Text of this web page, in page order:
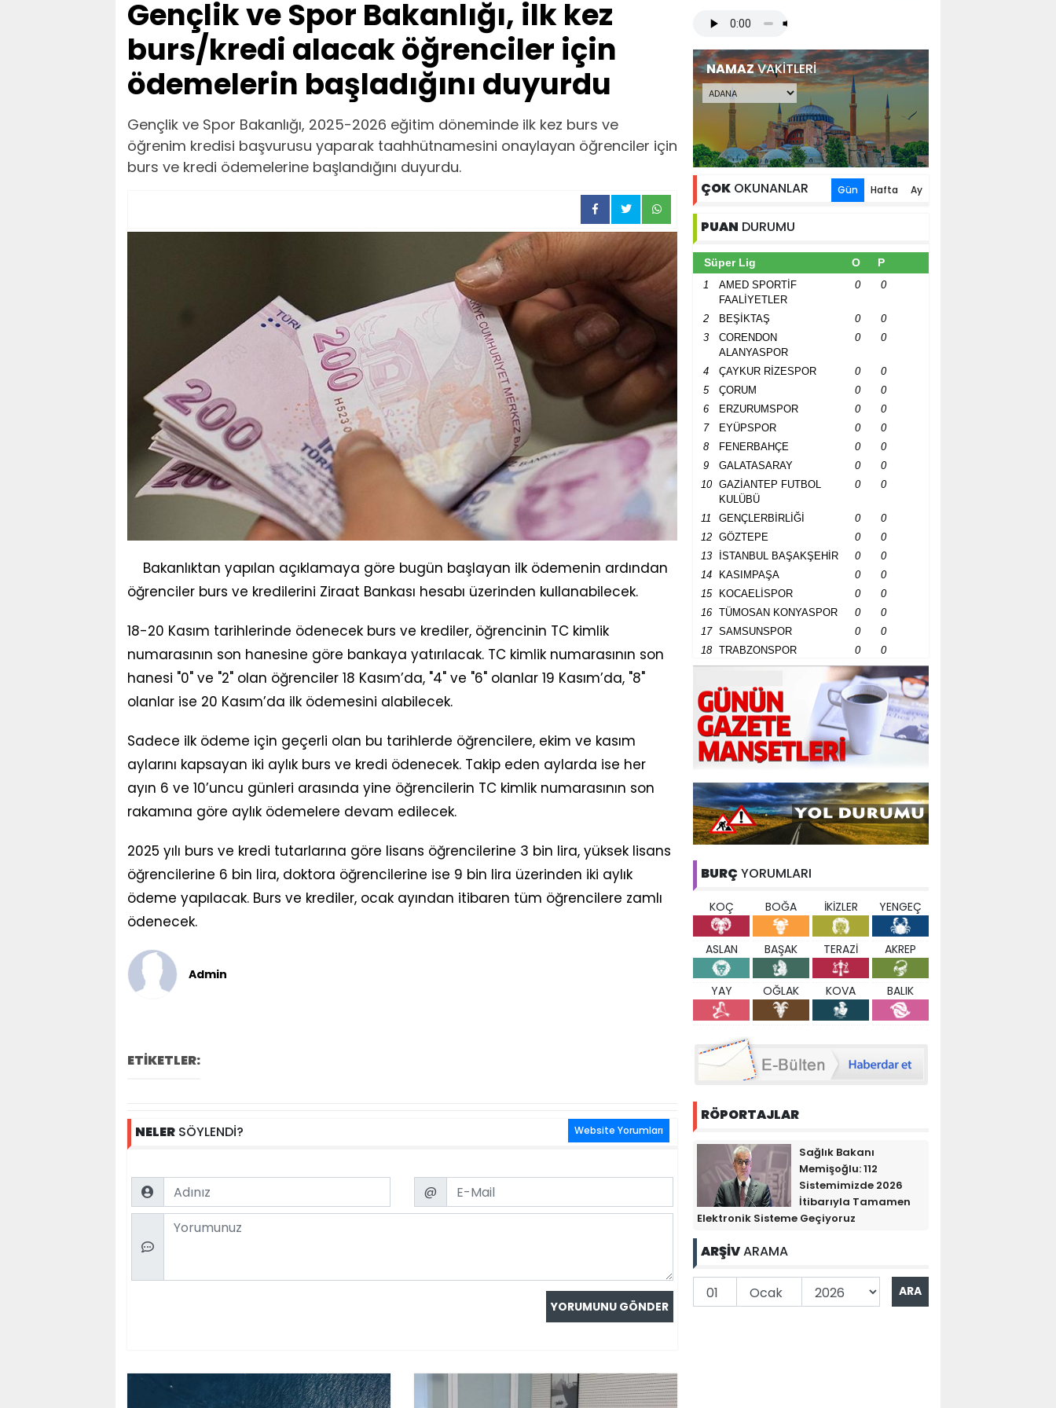
Gençlik ve Spor Bakanlığı, ilk kez
burs/kredi alacak öğrenciler için
ödemelerin başladığını duyurdu
Gençlik ve Spor Bakanlığı, 2025-2026 eğitim döneminde ilk kez burs ve
öğrenim kredisi başvurusu yaparak taahhütnamesini onaylayan öğrenciler için
burs ve kredi ödemelerine başlandığını duyurdu.
Bakanlıktan yapılan açıklamaya göre bugün başlayan ilk ödemenin ardından
öğrenciler burs ve kredilerini Ziraat Bankası hesabı üzerinden kullanabilecek.
18-20 Kasım tarihlerinde ödenecek burs ve krediler, öğrencinin TC kimlik
numarasının son hanesine göre bankaya yatırılacak. TC kimlik numarasının son
hanesi "0" ve "2" olan öğrenciler 18 Kasım’da, "4" ve "6" olanlar 19 Kasım’da, "8"
olanlar ise 20 Kasım’da ilk ödemesini alabilecek.
Sadece ilk ödeme için geçerli olan bu tarihlerde öğrencilere, ekim ve kasım
aylarını kapsayan iki aylık burs ve kredi ödenecek. Takip eden aylarda ise her
ayın 6 ve 10’uncu günleri arasında yine öğrencilerin TC kimlik numarasının son
rakamına göre aylık ödemelere devam edilecek.
2025 yılı burs ve kredi tutarlarına göre lisans öğrencilerine 3 bin lira, yüksek lisans
öğrencilerine 6 bin lira, doktora öğrencilerine ise 9 bin lira üzerinden iki aylık
ödeme yapılacak. Burs ve krediler, ocak ayından itibaren tüm öğrencilere zamlı
ödenecek.
Admin
ETİKETLER:
NELER SÖYLENDİ? Website Yorumları
Name Email
@
Comment
NAMAZVAKİTLERİ
ÇOK OKUNANLAR Gün Hafta Ay
PUAN DURUMU
Süper Lig O P
1
AMED SPORTİF
FAALİYETLER
0 0
2 BEŞİKTAŞ 0
0
3
CORENDON
ALANYASPOR
0 0
4 ÇAYKUR RİZESPOR 0
0
5
ÇORUM 0
0
6
ERZURUMSPOR 0
0
7
EYÜPSPOR 0
0
8
FENERBAHÇE 0
0
9
GALATASARAY 0
0
10
GAZİANTEP FUTBOL
KULÜBÜ
0 0
11 GENÇLERBİRLİĞİ 0
0
12
GÖZTEPE 0
0
13
İSTANBUL BAŞAKŞEHİR 0
0
14
KASIMPAŞA 0
0
15
KOCAELİSPOR 0
0
16
TÜMOSAN KONYASPOR 0
0
17
SAMSUNSPOR 0
0
18
TRABZONSPOR 0 0
BURÇ YORUMLARI
KOÇ BOĞA İKİZLER YENGEÇ
ASLAN BAŞAK TERAZİ AKREP
YAY OĞLAK KOVA BALIK
RÖPORTAJLAR
Sağlık Bakanı
Memişoğlu: 112
Sistemimizde 2026
İtibarıyla Tamamen
Elektronik Sisteme Geçiyoruz
ARŞİVARAMA